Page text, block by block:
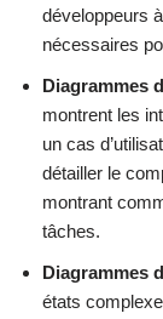
développeurs
nécessaires
Diagrammes
montrent les
un cas
détailler le
montrant
tâches.
Diagrammes
états